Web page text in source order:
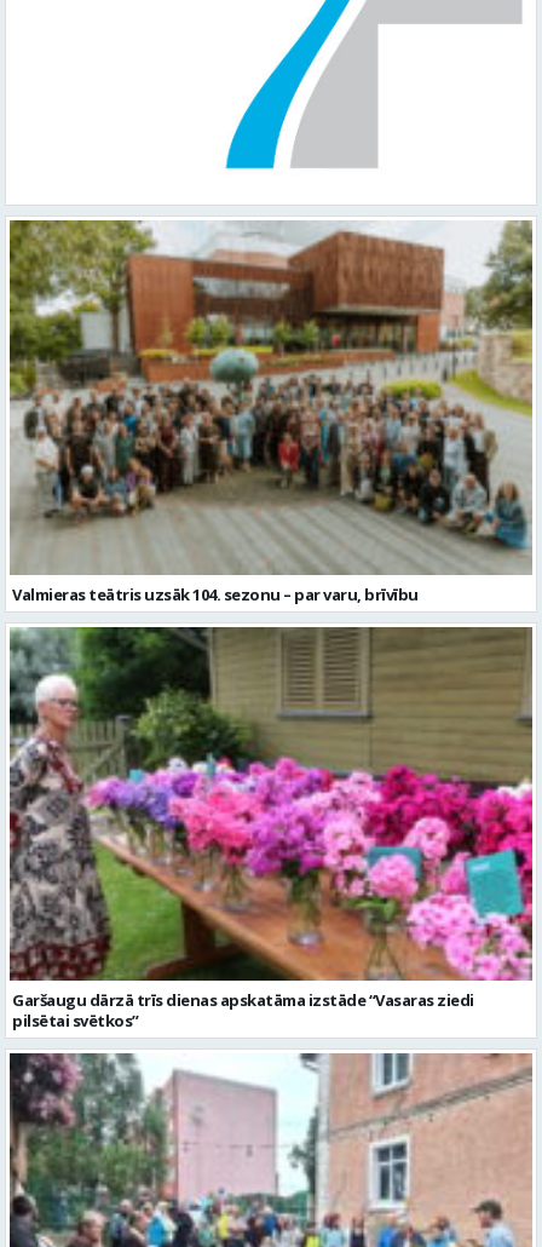
Valmieras teātris uzsāk 104. sezonu – par varu, brīvību
Garšaugu dārzā trīs dienas apskatāma izstāde “Vasaras ziedi
pilsētai svētkos”